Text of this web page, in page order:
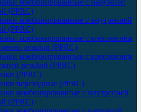
(PPRC)
комбинированные с внутренней
(PPRC)
комбинированные с креплением
резьбой (PPRC)
комбинированные с креплением
резьбой (PPRC)
(PPRC)
переходные (PPRC)
комбинированные с внутренней
(PPRC)